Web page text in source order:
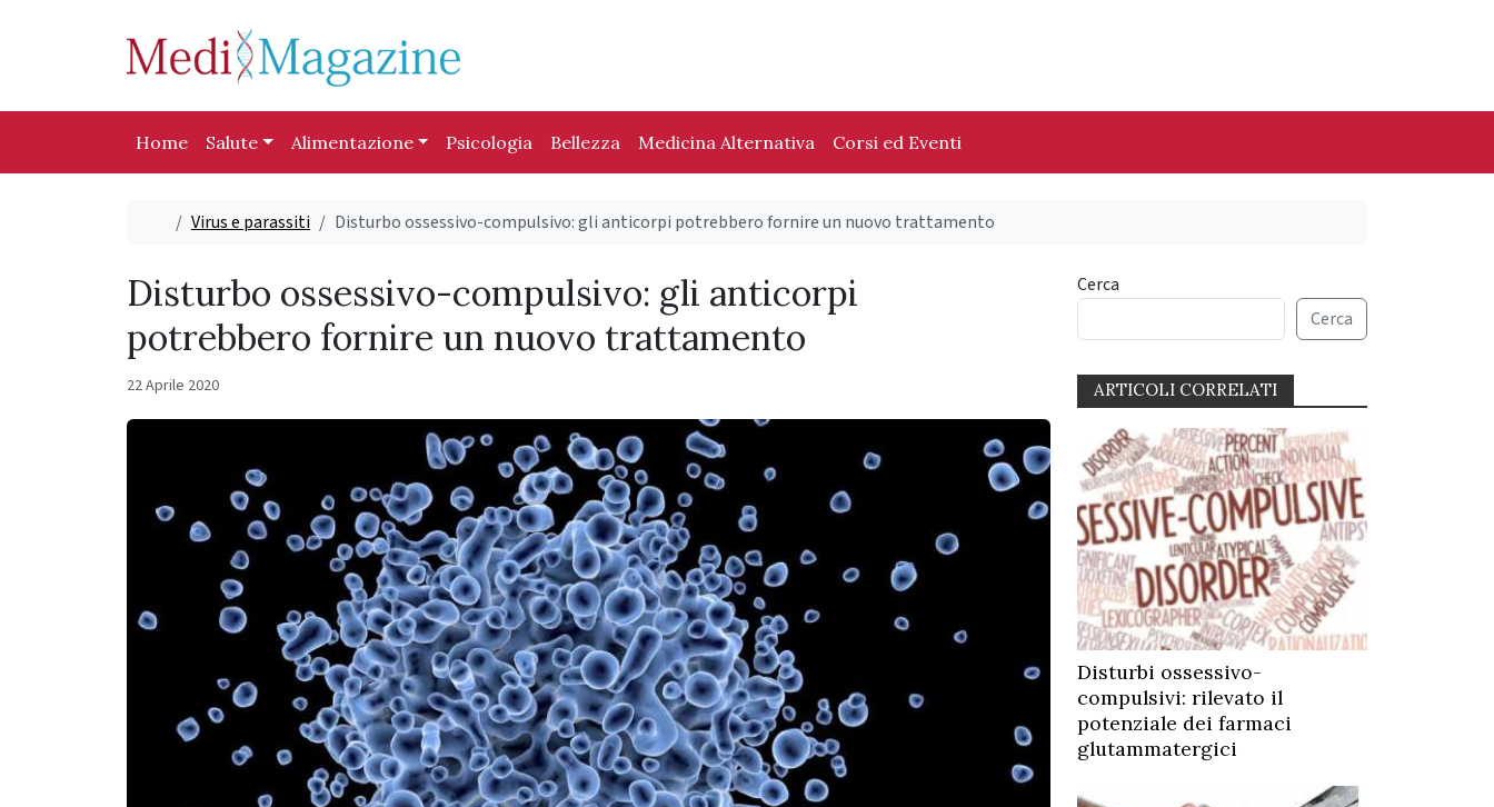
Home Salute Alimentazione Psicologia Bellezza Medicina Alternativa Corsi ed Eventi
Home
Virus e parassiti Disturbo ossessivo-compulsivo: gli anticorpi potrebbero fornire un nuovo trattamento
Disturbo ossessivo-compulsivo: gli anticorpi
potrebbero fornire un nuovo trattamento
22 Aprile 2020
Cerca
Cerca
ARTICOLI CORRELATI
Disturbi ossessivo-
compulsivi: rilevato il
potenziale dei farmaci
glutammatergici